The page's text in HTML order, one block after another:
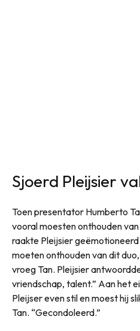
Sjoerd Pleijsier
Toen presentator Humberto
vooral moesten onthouden
raakte Pleijsier
moeten onthouden van dit
vroeg Tan. Pleijsier
vriendschap, talent.” Aan het
Pleijser even stil en moest hij
Tan. “Gecondoleerd.”